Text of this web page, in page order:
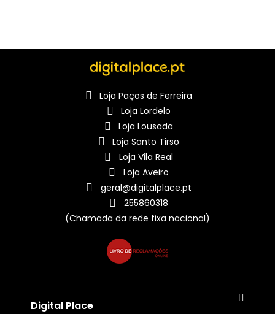
Loja Paços de Ferreira
Loja Lordelo
Loja Lousada
Loja Santo Tirso
Loja Vila Real
Loja Aveiro
geral@digitalplace.pt
255860318
(Chamada da rede fixa nacional)
Digital Place